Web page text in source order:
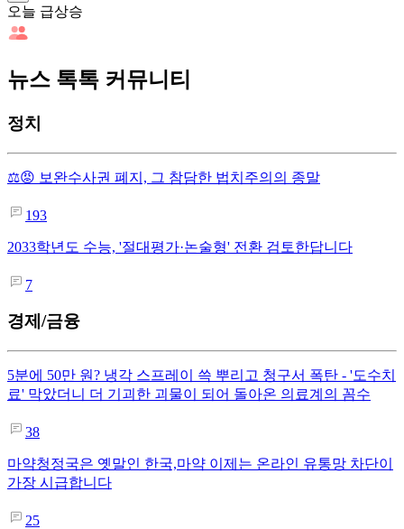
오늘 급상승
뉴스 톡톡 커뮤니티
정치
⚖️😡 보완수사권 폐지, 그 참담한 법치주의의 종말
193
2033학년도 수능, '절대평가·논술형' 전환 검토한답니다
7
경제/금융
5분에 50만 원? 냉각 스프레이 쓱 뿌리고 청구서 폭탄 - '도수치
료' 막았더니 더 기괴한 괴물이 되어 돌아온 의료계의 꼼수
38
마약청정국은 옛말인 한국,마약 이제는 온라인 유통망 차단이
가장 시급합니다
25